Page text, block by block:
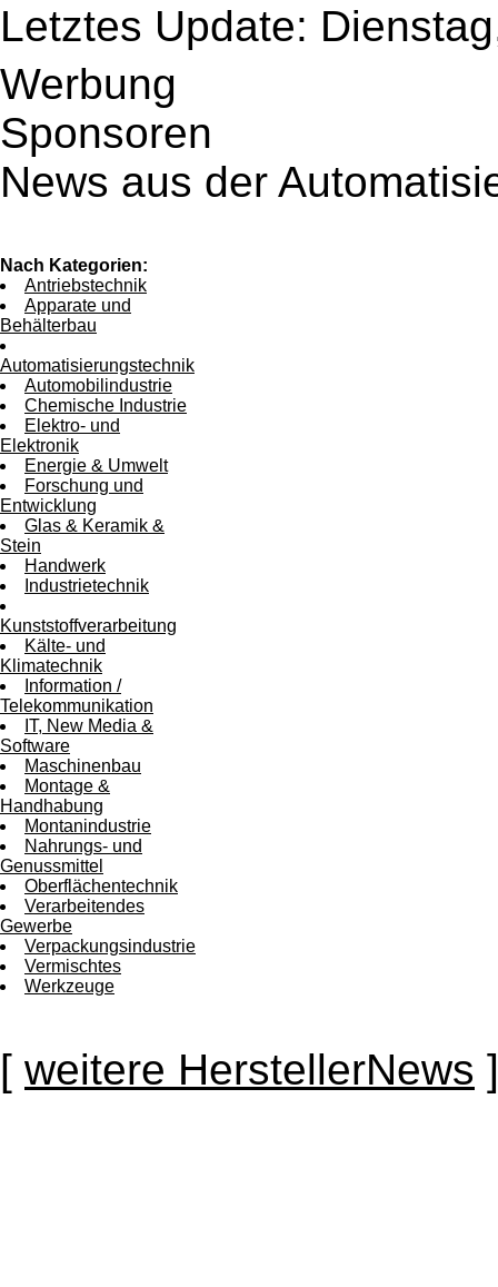
Letztes Update:
Werbung
Sponsoren
News aus der
Nach Kategorien:
Antriebstechnik
Apparate und
Behälterbau
Automatisierungstechnik
Automobilindustrie
Chemische Industrie
Elektro- und
Elektronik
Energie & Umwelt
Forschung und
Entwicklung
Glas & Keramik &
Stein
Handwerk
Industrietechnik
Kunststoffverarbeitung
Kälte- und
Klimatechnik
Information /
Telekommunikation
IT, New Media &
Software
Maschinenbau
Montage &
Handhabung
Montanindustrie
Nahrungs- und
Genussmittel
Oberflächentechnik
Verarbeitendes
Gewerbe
Verpackungsindustrie
Vermischtes
Werkzeuge
[ weitere HerstellerNews